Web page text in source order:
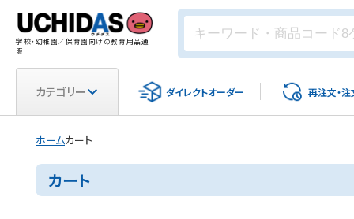
学校・幼稚園／保育園向けの教育用品通
販
カテゴリー ダイレクトオーダー 再注文・注
ホームカート
カート